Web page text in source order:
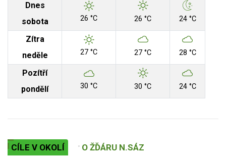
Dnes
sobota
26 °C 26 °C 24 °C
Zítra
neděle
27 °C 27 °C 28 °C
Pozítří
pondělí
30 °C 30 °C 24 °C
CÍLE V OKOLÍ O ŽĎÁRU N.SÁZ